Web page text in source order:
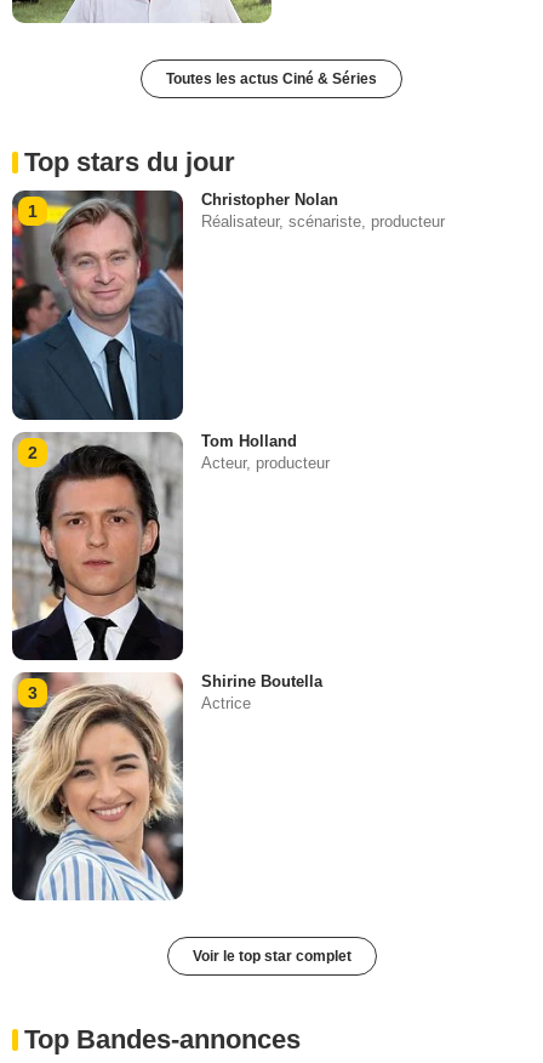
Toutes les actus Ciné & Séries
Top stars du jour
1
Christopher Nolan
Réalisateur, scénariste, producteur
2
Tom Holland
Acteur, producteur
3
Shirine Boutella
Actrice
Voir le top star complet
Top Bandes-annonces